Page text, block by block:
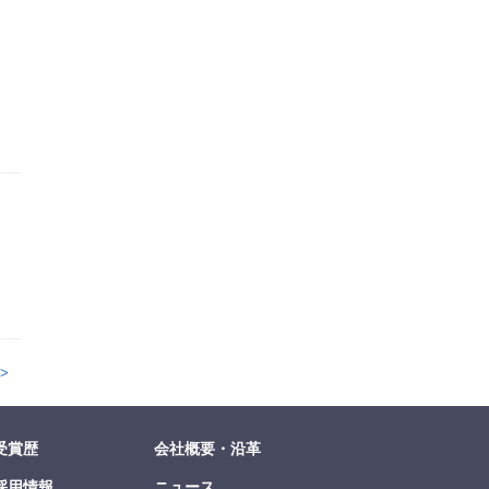
賞歴 会社概要・沿革